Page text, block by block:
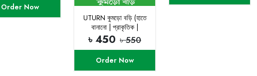
Order Now
UTURN কুমড়ো বড়ি (হাতে
বানানো | প্রাকৃতিক |
কেমিক্যাল মুক্ত)
৳ 450 ৳ 550
Order Now